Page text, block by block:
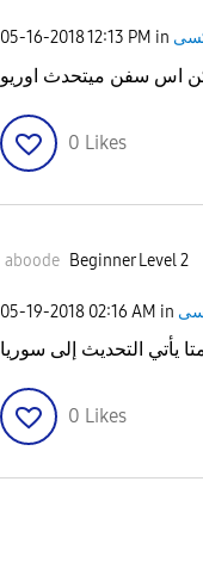
‎05-16-201812:13 PM in
اس سفن ميتحدث اوريو
0 Likes
aboode Beginner Level 2
‎05-19-2018 02:16 AM in
يأتي التحديث إلى سوريا
0 Likes